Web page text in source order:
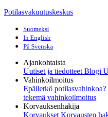
Potilasvakuutuskeskus
Suomeksi
In English
På Svenska
Ajankohtaista
Uutiset ja tiedotteet Blogi
Vahinkoilmoitus
Epäiletkö potilasvahinkoa?
tekemä vahinkoilmoitus
Korvauksenhakija
Korvaukset Korvausten